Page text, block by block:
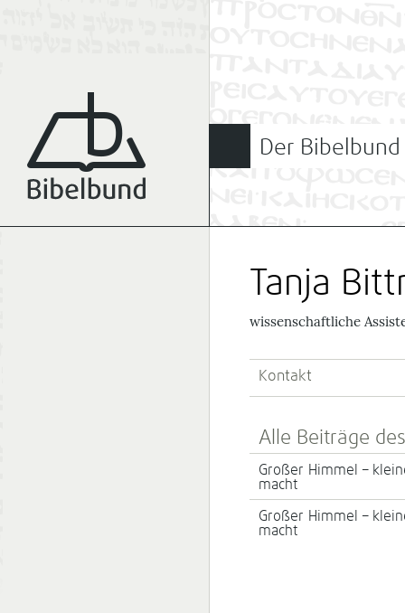
Der Bibelbund
Tanja
wissenschaftliche
Kontakt
Alle Beiträge
Großer Himmel –
macht
Großer Himmel –
macht